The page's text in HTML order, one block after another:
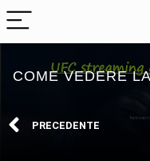
COME VEDERE
PRECEDENTE